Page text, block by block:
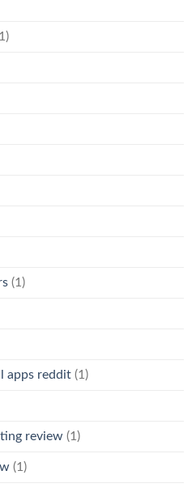
(1)
apps reddit (1)
review (1)
(1)